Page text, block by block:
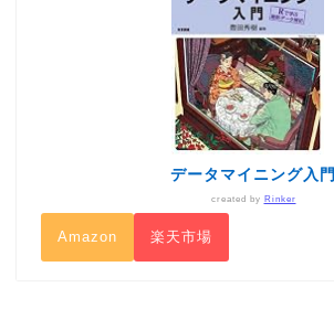
データマイニング入門
created by Rinker
Amazon 楽天市場